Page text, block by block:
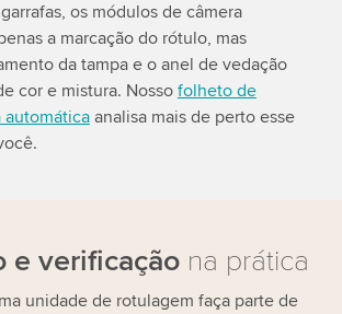
os módulos de câmera
a marcação do rótulo, mas
da tampa e o anel de vedação
cor e mistura. Nosso folheto de
automáticaanalisa mais de perto esse
e verificaçãona prática
unidade de rotulagem faça parte de